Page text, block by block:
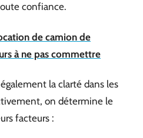
confiance.
de camion de
à ne pas commettre
la clarté dans les
on détermine le
facteurs :